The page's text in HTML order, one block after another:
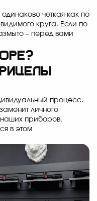
четкая как по
круга. Если по
– перед вами
процесс.
личного
приборов,
в этом